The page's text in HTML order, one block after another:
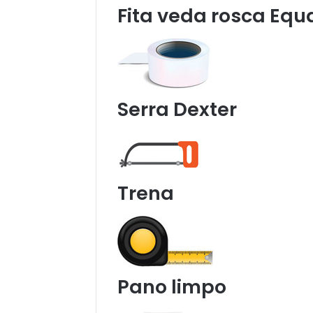
Fita veda rosca
Serra Dexter
Trena
Pano limpo